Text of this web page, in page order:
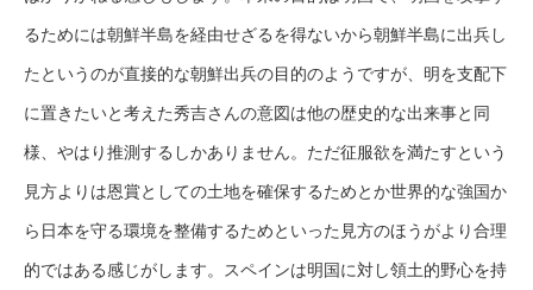
るためには朝鮮半島を経由せざるを得ないから朝鮮半島に出兵し
たというのが直接的な朝鮮出兵の目的のようですが、明を支配下
に置きたいと考えた秀吉さんの意図は他の歴史的な出来事と同
様、やはり推測するしかありません。ただ征服欲を満たすという
見方よりは恩賞としての土地を確保するためとか世界的な強国か
ら日本を守る環境を整備するためといった見方のほうがより合理
的ではある感じがします。スペインは明国に対し領土的野心を持